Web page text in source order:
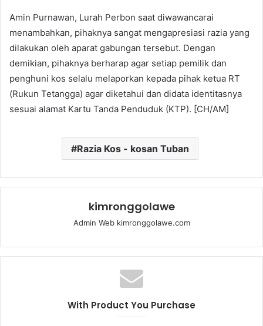
Amin Purnawan, Lurah Perbon saat diwawancarai
menambahkan, pihaknya sangat mengapresiasi razia yang
dilakukan oleh aparat gabungan tersebut. Dengan
demikian, pihaknya berharap agar setiap pemilik dan
penghuni kos selalu melaporkan kepada pihak ketua RT
(Rukun Tetangga) agar diketahui dan didata identitasnya
sesuai alamat Kartu Tanda Penduduk (KTP). [CH/AM]
Razia Kos - kosan Tuban
kimronggolawe
Admin Web kimronggolawe.com
With Product You Purchase